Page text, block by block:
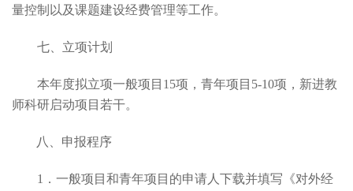
量控制以及课题建设经费管理等工作。
七、立项计划
本年度拟立项一般项目15项，青年项目5-10项，新进教
师科研启动项目若干。
八、申报程序
1 ．一般项目和青年项目的申请人下载并填写《对外经